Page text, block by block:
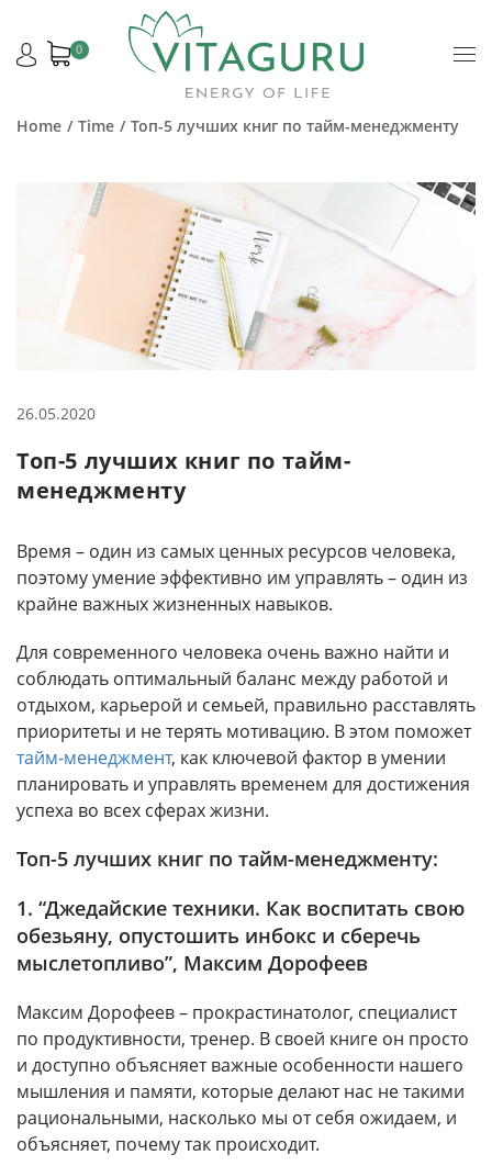
0
Home Time Топ-5 лучших книг по тайм-менеджменту
26.05.2020
Топ-5 лучших книг по тайм-
менеджменту
Время – один из самых ценных ресурсов человека,
поэтому умение эффективно им управлять – один из
крайне важных жизненных навыков.
Для современного человека очень важно найти и
соблюдать оптимальный баланс между работой и
отдыхом, карьерой и семьей, правильно расставлять
приоритеты и не терять мотивацию. В этом поможет
тайм-менеджмент, как ключевой фактор в умении
планировать и управлять временем для достижения
успеха во всех сферах жизни.
Топ-5 лучших книг по тайм-менеджменту:
1. “Джедайские техники. Как воспитать свою
обезьяну, опустошить инбокс и сберечь
мыслетопливо”, Максим Дорофеев
Максим Дорофеев – прокрастинатолог, специалист
по продуктивности, тренер. В своей книге он просто
и доступно объясняет важные особенности нашего
мышления и памяти, которые делают нас не такими
рациональными, насколько мы от себя ожидаем, и
объясняет, почему так происходит.